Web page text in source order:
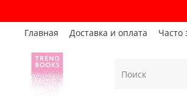
Главная
Доставка и оплата Часто